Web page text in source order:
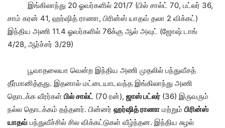
இங்கிலாந்து 20 ஓவர்களில் 201/7 (பில் சால்ட் 70, பட்லர் 36,
சாம் கரன் 41, ஹர்ஷித் ராணா, பிரின்ஸ் யாதவ் தலா 2 விக்கட்)
இந்திய அணி 11.4 ஓவர்களில் 76க்கு ஆல் அவுட் (ஜோஷ் டாங்
4/28, ஆர்ச்சர் 3/29)
பூவாதலையா வென்ற இந்திய அணி முதலில் பந்துவீசத்
தீர்மானித்தது. இதனால் மட்டையாடவந்த இங்கிலாந்து அணி
தொடக்க வீரர்கள் பில் சால்ட் (70 ரன்), ஜாஸ் பட்லர் (36) இருவரும்
நல்ல தொடக்கம் தந்தனர். பின்னர் ஹர்ஷித் ராணா மற்றும் பிரின்ஸ்
யாதவ் பந்துவீச்சில் சில விக்கட்டுகள் வீழ்ந்தன. இந்திய சுழல்